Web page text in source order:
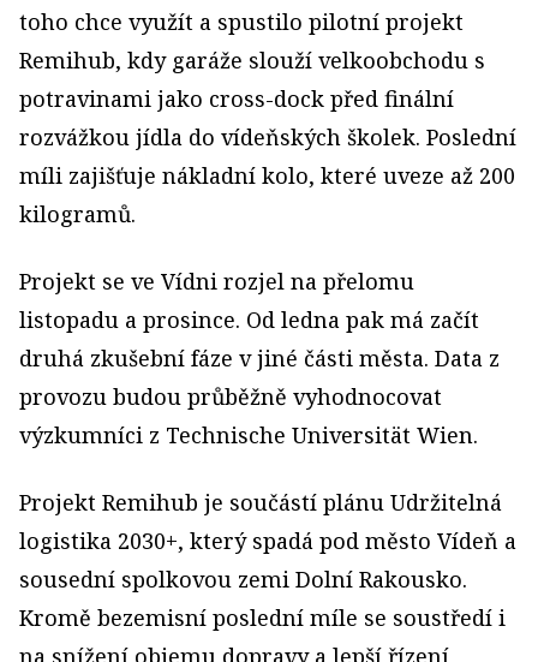
toho chce využít a spustilo pilotní projekt
Remihub, kdy garáže slouží velkoobchodu s
potravinami jako cross-dock před finální
rozvážkou jídla do vídeňských školek. Poslední
míli zajišťuje nákladní kolo, které uveze až 200
kilogramů.
Projekt se ve Vídni rozjel na přelomu
listopadu a prosince. Od ledna pak má začít
druhá zkušební fáze v jiné části města. Data z
provozu budou průběžně vyhodnocovat
výzkumníci z Technische Universität Wien.
Projekt Remihub je součástí plánu Udržitelná
logistika 2030+, který spadá pod město Vídeň a
sousední spolkovou zemi Dolní Rakousko.
Kromě bezemisní poslední míle se soustředí i
na snížení objemu dopravy a lepší řízení